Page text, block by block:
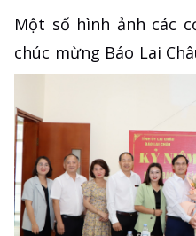
Một số hình ảnh các
chúc mừng Báo Lai